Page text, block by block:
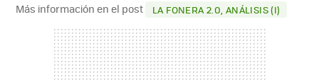
Más información en el post LA FONERA 2.0, ANÁLISIS (I)